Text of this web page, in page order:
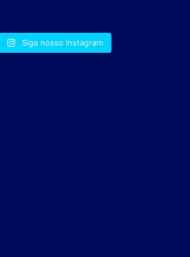
Siga nosso Instagram